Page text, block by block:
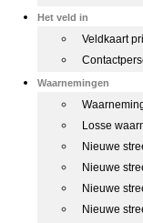
Het veld in
Veldkaart
Waarnemingen
Losse
Nieuwe
Nieuwe
Nieuwe
Nieuwe